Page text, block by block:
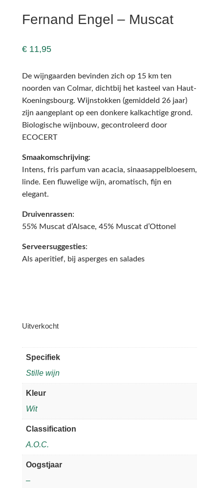
Fernand Engel – Muscat
€11,95
De wijngaarden bevinden zich op 15 km ten
noorden van Colmar, dichtbij het kasteel van Haut-
Koeningsbourg. Wijnstokken (gemiddeld 26 jaar)
zijn aangeplant op een donkere kalkachtige grond.
Biologische wijnbouw, gecontroleerd door
ECOCERT
Smaakomschrijving:
Intens, fris parfum van acacia, sinaasappelbloesem,
linde. Een fluwelige wijn, aromatisch, fijn en
elegant.
Druivenrassen:
55% Muscat d’Alsace, 45% Muscat d’Ottonel
Serveersuggesties:
Als aperitief, bij asperges en salades
Uitverkocht
Specifiek
Stille wijn
Kleur
Wit
Classification
A.O.C.
Oogstjaar
–